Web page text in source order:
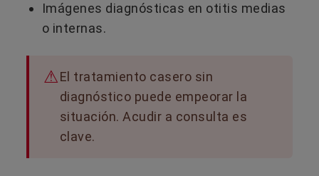
Imágenes diagnósticas en otitis medias
o internas.
El tratamiento casero sin
diagnóstico puede empeorar la
situación. Acudir a consulta es
clave.